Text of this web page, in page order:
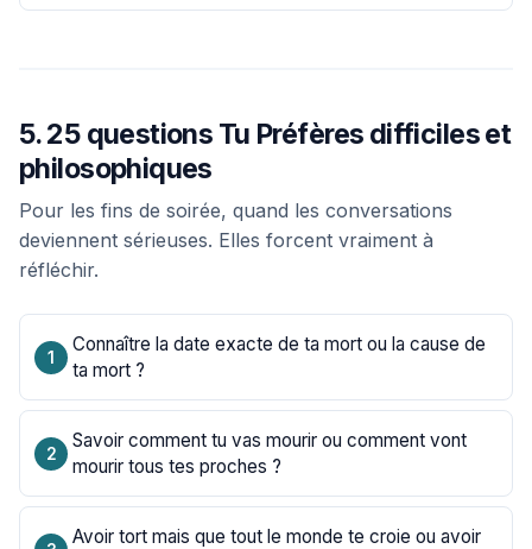
5. 25 questions Tu Préfères difficiles et
philosophiques
Pour les fins de soirée, quand les conversations
deviennent sérieuses. Elles forcent vraiment à
réfléchir.
Connaître la date exacte de ta mort ou la cause de
ta mort ?
Savoir comment tu vas mourir ou comment vont
mourir tous tes proches ?
Avoir tort mais que tout le monde te croie ou avoir